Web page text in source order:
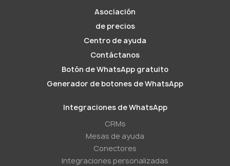
Asociación
de precios
Centro de ayuda
Contáctanos
Botón de WhatsApp gratuito
Generador de botones de WhatsApp
Integraciones de WhatsApp
CRMs
Mesas de ayuda
Conectores
Integraciones personalizadas